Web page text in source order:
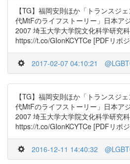
【TG】福岡安則ほか「トランスジ
代MtFのライフストーリー」日本ア
2007 埼玉大学大学院文化科学研究科
https://t.co/GIonKCYTCe [PDFリポ
2017-02-07 04:10:21
【TG】福岡安則ほか「トランスジ
代MtFのライフストーリー」日本ア
2007 埼玉大学大学院文化科学研究科
https://t.co/GIonKCYTCe [PDFリポ
2016-12-11 14:40:32